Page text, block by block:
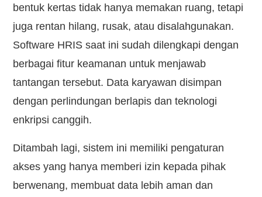
bentuk kertas tidak hanya memakan ruang, tetapi
juga rentan hilang, rusak, atau disalahgunakan.
Software HRIS saat ini sudah dilengkapi dengan
berbagai fitur keamanan untuk menjawab
tantangan tersebut. Data karyawan disimpan
dengan perlindungan berlapis dan teknologi
enkripsi canggih.
Ditambah lagi, sistem ini memiliki pengaturan
akses yang hanya memberi izin kepada pihak
berwenang, membuat data lebih aman dan